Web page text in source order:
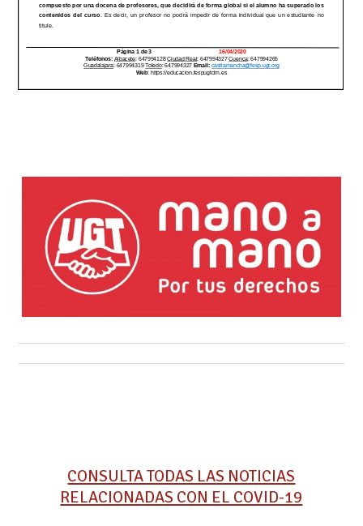
CONSULTA TODAS LAS NOTICIAS
RELACIONADAS CON EL COVID-19